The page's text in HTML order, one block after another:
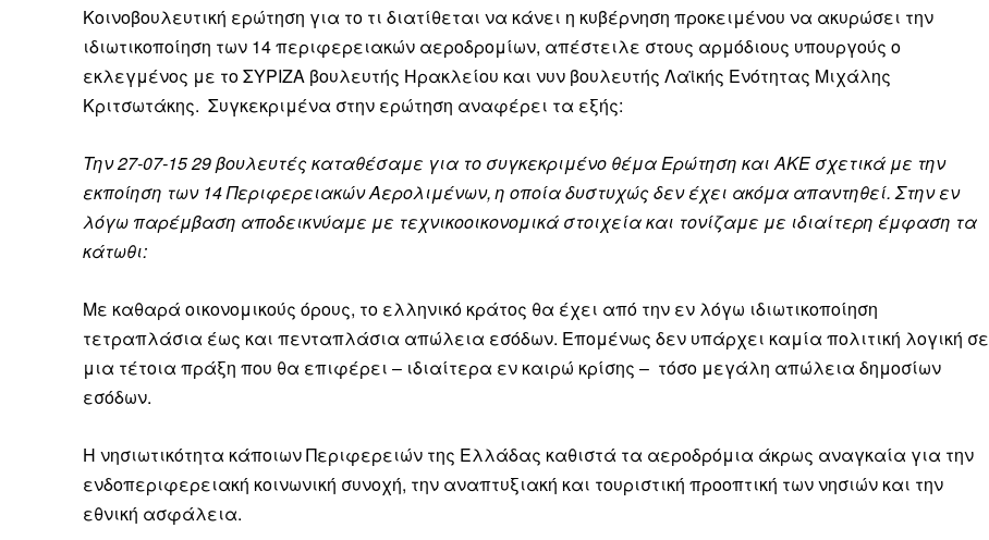
Κοινοβουλευτική ερώτηση για το τι διατίθεται να κάνει η κυβέρνηση προκειμένου να ακυρώσει την
ιδιωτικοποίηση των 14 περιφερειακών αεροδρομίων, απέστειλε στους αρμόδιους υπουργούς ο
εκλεγμένος με το ΣΥΡΙΖΑ βουλευτής Ηρακλείου και νυν βουλευτής Λαϊκής Ενότητας Μιχάλης
Κριτσωτάκης. Συγκεκριμένα στην ερώτηση αναφέρει τα εξής:
Την 27-07-15 29 βουλευτές καταθέσαμε για το συγκεκριμένο θέμα Ερώτηση και ΑΚΕ σχετικά με την
εκποίηση των 14 Περιφερειακών Αερολιμένων, η οποία δυστυχώς δεν έχει ακόμα απαντηθεί. Στην εν
λόγω παρέμβαση αποδεικνύαμε με τεχνικοοικονομικά στοιχεία και τονίζαμε με ιδιαίτερη έμφαση τα
κάτωθι:
Με καθαρά οικονομικούς όρους, το ελληνικό κράτος θα έχει από την εν λόγω ιδιωτικοποίηση
τετραπλάσια έως και πενταπλάσια απώλεια εσόδων. Επομένως δεν υπάρχει καμία πολιτική λογική σε
μια τέτοια πράξη που θα επιφέρει – ιδιαίτερα εν καιρώ κρίσης – τόσο μεγάλη απώλεια δημοσίων
εσόδων.
Η νησιωτικότητα κάποιων Περιφερειών της Ελλάδας καθιστά τα αεροδρόμια άκρως αναγκαία για την
ενδοπεριφερειακή κοινωνική συνοχή, την αναπτυξιακή και τουριστική προοπτική των νησιών και την
εθνική ασφάλεια.